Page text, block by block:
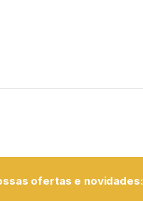
ofertas e novidades: